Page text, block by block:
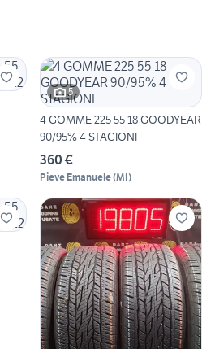
5
4 GOMME 225 55 18 GOODYEAR
90/95% 4 STAGIONI
360 €
Pieve Emanuele(MI)